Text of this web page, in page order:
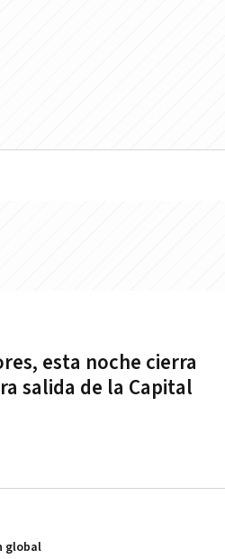
esta noche cierra
salida de la Capital
global